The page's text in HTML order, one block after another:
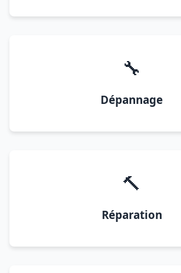
🔧
Dépannage
🔨
Réparation